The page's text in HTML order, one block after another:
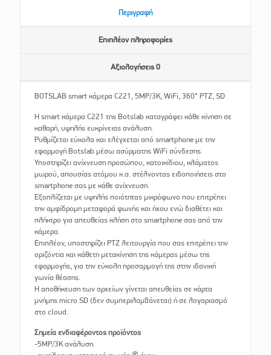
Περιγραφή
Επιπλέον πληροφορίες
Αξιολογήσεις 0
BOTSLAB smart κάμερα C221, 5MP/3K, WiFi, 360° PTZ, SD
Η smart κάμερα C221 της Botslab καταγράφει κάθε κίνηση σε
καθαρή, υψηλής ευκρίνειας ανάλυση.
Ρυθμίζεται εύκολα και ελέγχεται από smartphone με την
εφαρμογή Botslab μέσω ασύρματης WiFi σύνδεσης.
Υποστηρίζει ανίχνευση προσώπου, κατοικίδιου, κλάματος
μωρού, απουσίας ατόμου κ.α. στέλνοντας ειδοποιήσεις στο
smartphone σας με κάθε ανίχνευση.
Εξοπλίζεται με υψηλής ποιότητας μικρόφωνο που επιτρέπει
την αμφίδρομη μεταφορά φωνής και ήχου ενώ διαθέτει και
πλήκτρο για απευθείας κλήση στο smartphone σας από την
κάμερα.
Επιπλέον, υποστηρίζει PTZ λειτουργία που σας επιτρέπει την
οριζόντια και κάθετη μετακίνηση της κάμερας μέσω της
εφαρμογής, για την εύκολη προσαρμογή της στην ιδανική
γωνία θέασης.
Η αποθήκευση των αρχείων γίνεται απευθείας σε κάρτα
μνήμης micro SD (δεν συμπεριλαμβάνεται) ή σε λογαριασμό
στο cloud.
Σημεία ενδιαφέροντος προϊόντος
-5MP/3K ανάλυση